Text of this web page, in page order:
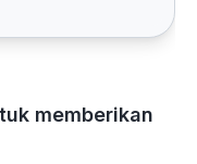
memberikan